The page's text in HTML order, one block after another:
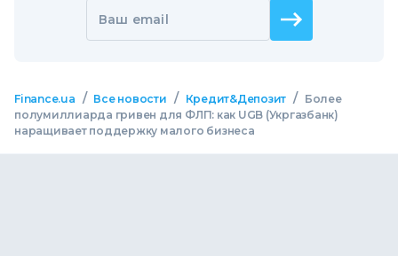
Ваш email
Finance.ua / Все новости / Кредит&Депозит /
Более
полумиллиарда гривен для ФЛП: как UGB (Укргазбанк)
наращивает поддержку малого бизнеса